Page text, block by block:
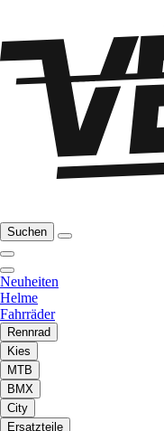
Suchen
Neuheiten
Helme
Fahrräder
Rennrad
Kies
MTB
BMX
City
Ersatzteile